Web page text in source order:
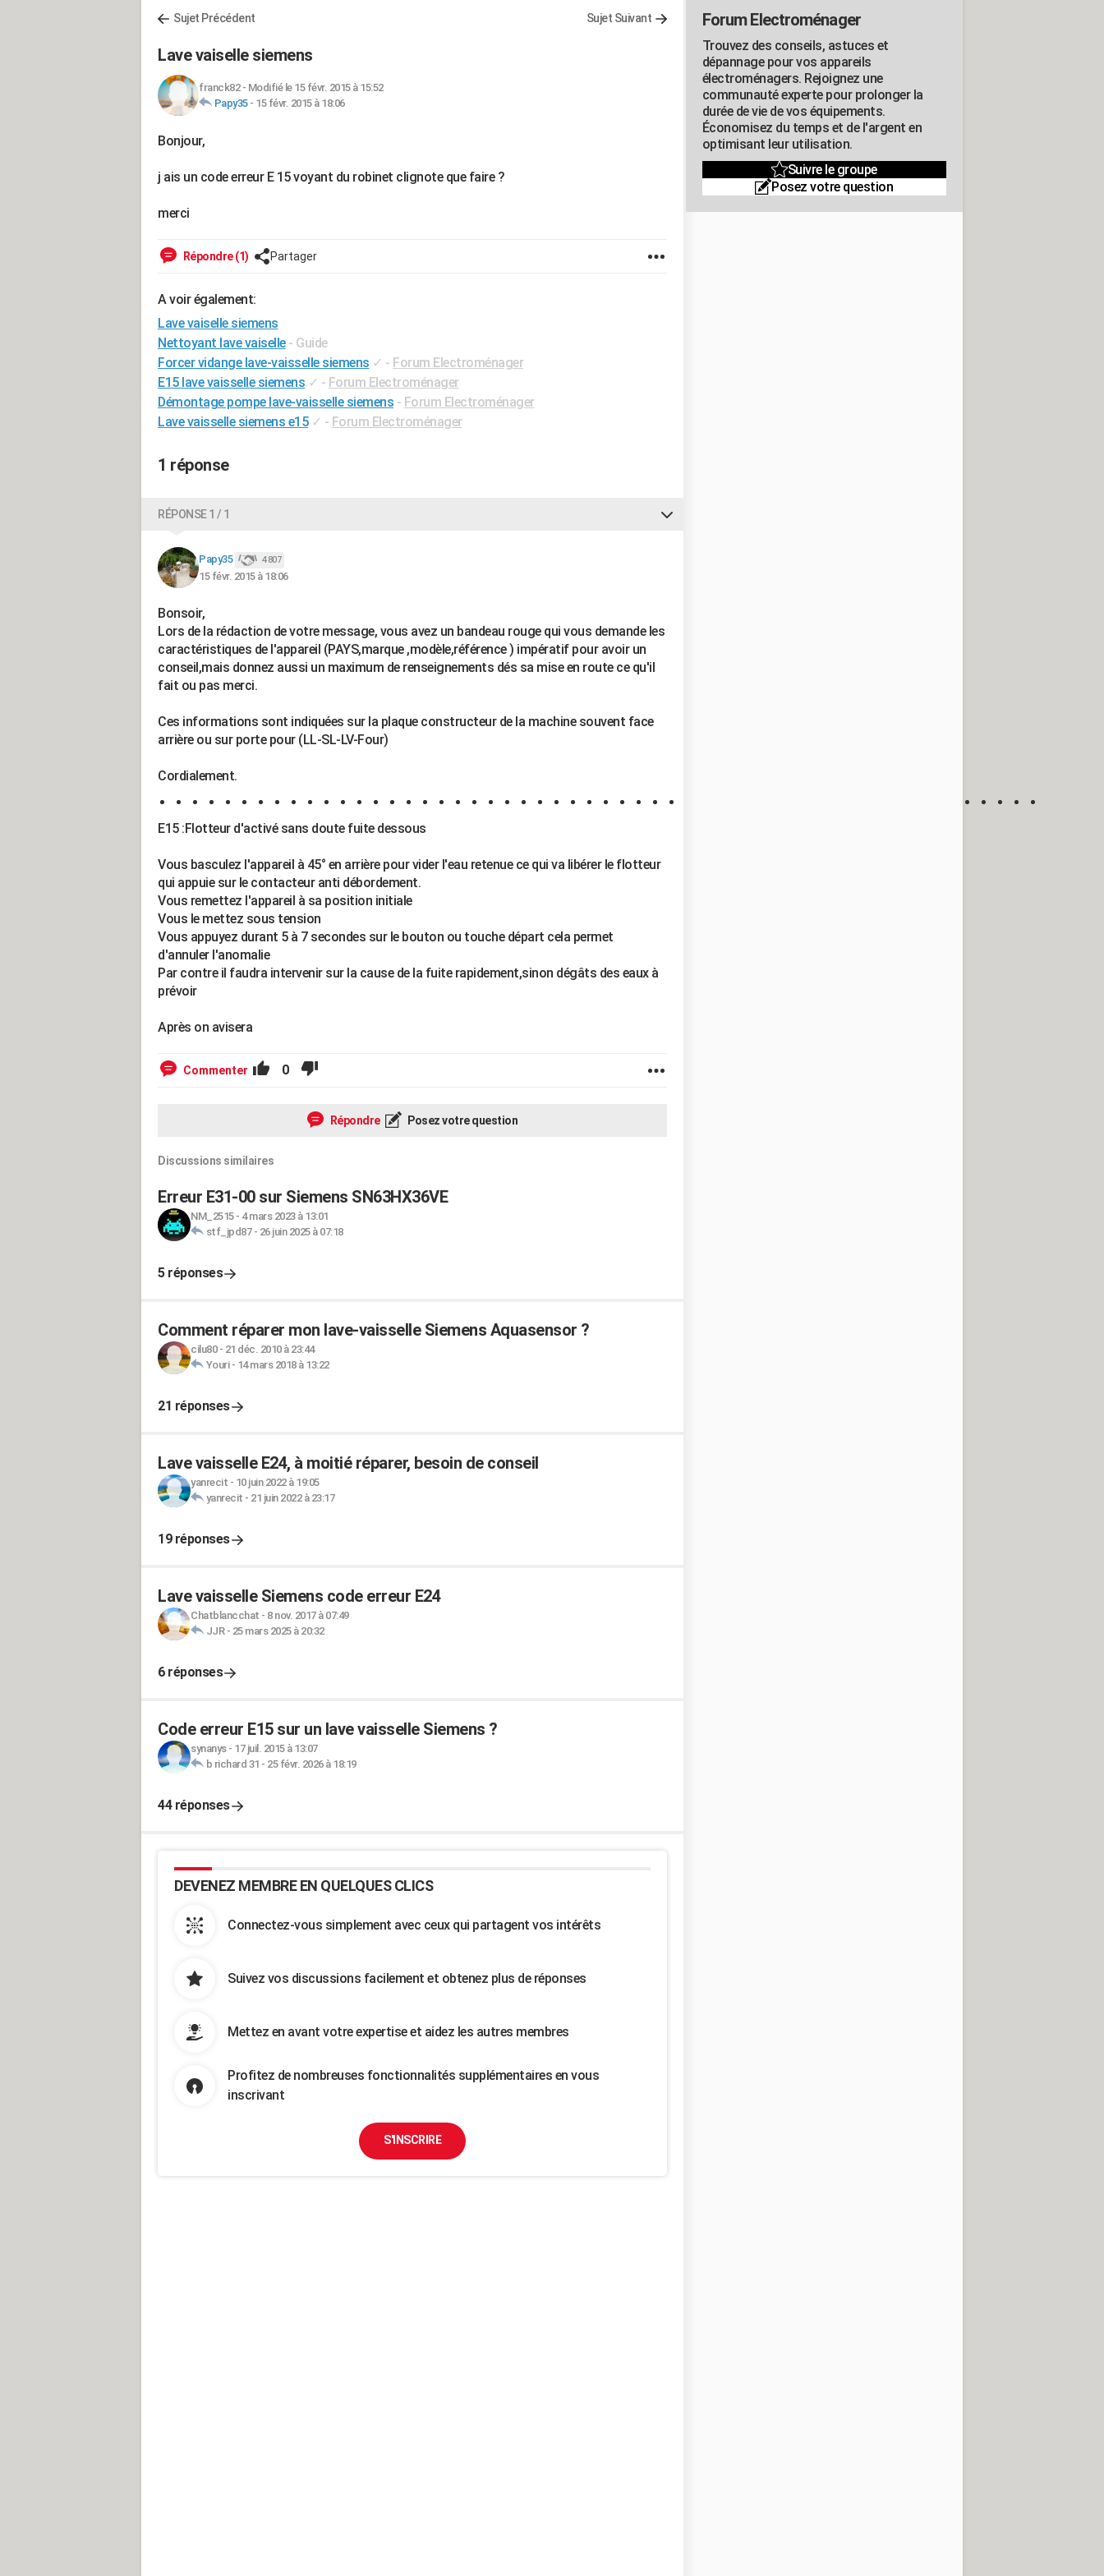
Sujet Précédent Sujet Suivant
Lave vaiselle siemens
franck82- Modifié le 15 févr. 2015 à 15:52
Papy35- 15 févr. 2015 à 18:06
Bonjour,
j ais un code erreur E 15 voyant du robinet clignote que faire ?
merci
Répondre (1) Partager
A voir également:
Lave vaiselle siemens
Nettoyant lave vaiselle - Guide
Forcer vidange lave-vaisselle siemens ✓ - Forum Electroménager
E15 lave vaisselle siemens ✓ - Forum Electroménager
Démontage pompe lave-vaisselle siemens - Forum Electroménager
Lave vaisselle siemens e15 ✓ - Forum Electroménager
1 réponse
RÉPONSE 1 / 1
Papy35 4 807
15 févr. 2015 à 18:06
Bonsoir,
Lors de la rédaction de votre message, vous avez un bandeau rouge qui vous demande les
caractéristiques de l'appareil (PAYS,marque ,modèle,référence ) impératif pour avoir un
conseil,mais donnez aussi un maximum de renseignements dés sa mise en route ce qu'il
fait ou pas merci.
Ces informations sont indiquées sur la plaque constructeur de la machine souvent face
arrière ou sur porte pour (LL-SL-LV-Four)
Cordialement.
E15 :Flotteur d'activé sans doute fuite dessous
Vous basculez l'appareil à 45° en arrière pour vider l'eau retenue ce qui va libérer le flotteur
qui appuie sur le contacteur anti débordement.
Vous remettez l'appareil à sa position initiale
Vous le mettez sous tension
Vous appuyez durant 5 à 7 secondes sur le bouton ou touche départ cela permet
d'annuler l'anomalie
Par contre il faudra intervenir sur la cause de la fuite rapidement,sinon dégâts des eaux à
prévoir
Après on avisera
Commenter 0
Répondre Posez votre question
Discussions similaires
Erreur E31-00 sur Siemens SN63HX36VE
NM_2515- 4 mars 2023 à 13:01
stf_jpd87- 26 juin 2025 à 07:18
5 réponses
Comment réparer mon lave-vaisselle Siemens Aquasensor ?
cilu80- 21 déc. 2010 à 23:44
Youri- 14 mars 2018 à 13:22
21 réponses
Lave vaisselle E24, à moitié réparer, besoin de conseil
yanrecit - 10 juin 2022 à 19:05
yanrecit - 21 juin 2022 à 23:17
19 réponses
Lave vaisselle Siemens code erreur E24
Chatblancchat - 8 nov. 2017 à 07:49
JJR- 25 mars 2025 à 20:32
6 réponses
Code erreur E15 sur un lave vaisselle Siemens ?
synanys- 17 juil. 2015 à 13:07
b richard 31 - 25 févr. 2026 à 18:19
44 réponses
DEVENEZ MEMBRE EN QUELQUES CLICS
Connectez-vous simplement avec ceux qui partagent vos intérêts
Suivez vos discussions facilement et obtenez plus de réponses
Mettez en avant votre expertise et aidez les autres membres
Profitez de nombreuses fonctionnalités supplémentaires en vous
inscrivant
S'INSCRIRE
Forum Electroménager
Trouvez des conseils, astuces et
dépannage pour vos appareils
électroménagers. Rejoignez une
communauté experte pour prolonger la
durée de vie de vos équipements.
Économisez du temps et de l'argent en
optimisant leur utilisation.
Suivre le groupe
Posez votre question